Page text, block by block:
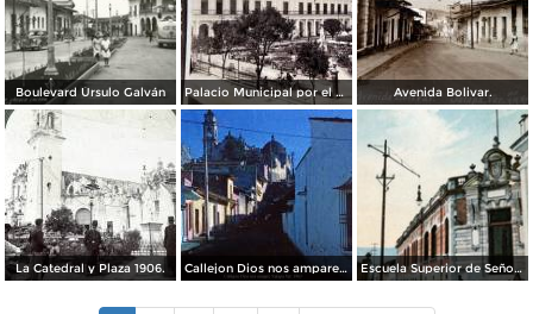
Boulevard Úrsulo Galván Palacio Municipal por el Fotógrafo Abel Briquet. Avenida Bolivar.
La Catedral y Plaza 1906. Callejon Dios nos ampare Xalapa Ver. 1963 Escuela Superior de Señoritas